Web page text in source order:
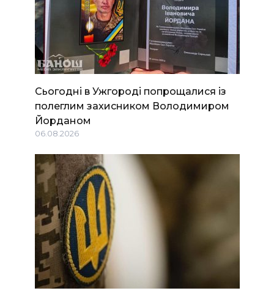
Сьогодні в Ужгороді попрощалися із
полеглим захисником Володимиром
Йорданом
06.08.2026